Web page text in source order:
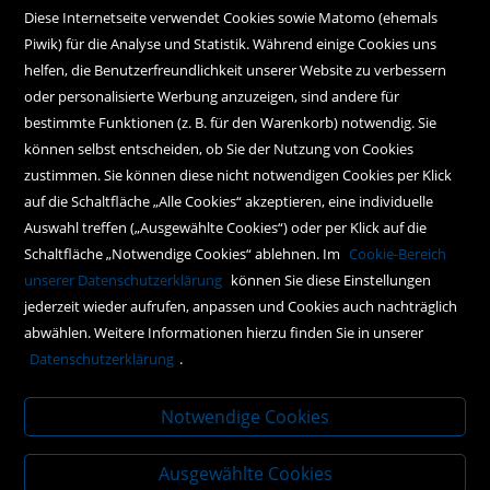
Kundenservice
Kontakt
Instagram
Facebook
Newsletteranmeldung
Policy
AGBs
Impressum
Datenschutz
Diese Internetseite verwendet Cookies sowie Matomo (ehemals
Piwik) für die Analyse und Statistik. Während einige Cookies uns
helfen, die Benutzerfreundlichkeit unserer Website zu verbessern
oder personalisierte Werbung anzuzeigen, sind andere für
bestimmte Funktionen (z. B. für den Warenkorb) notwendig. Sie
können selbst entscheiden, ob Sie der Nutzung von Cookies
zustimmen. Sie können diese nicht notwendigen Cookies per Klick
auf die Schaltfläche „Alle Cookies“ akzeptieren, eine individuelle
Auswahl treffen („Ausgewählte Cookies“) oder per Klick auf die
Schaltfläche „Notwendige Cookies“ ablehnen. Im Cookie-Bereich
unserer Datenschutzerklärung können Sie diese Einstellungen
jederzeit wieder aufrufen, anpassen und Cookies auch nachträglich
abwählen. Weitere Informationen hierzu finden Sie in unserer
Datenschutzerklärung .
Notwendige Cookies
Ausgewählte Cookies